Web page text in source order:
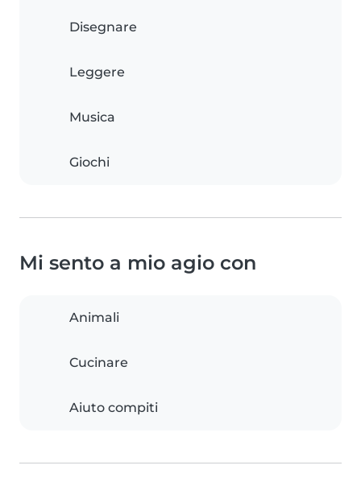
Disegnare
Leggere
Musica
Giochi
Mi sento a mio agio con
Animali
Cucinare
Aiuto compiti